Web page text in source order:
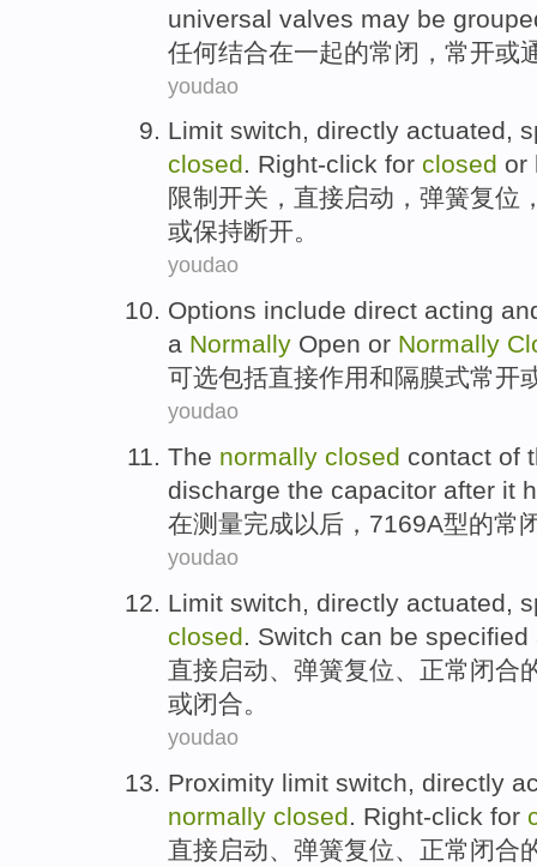
universal valves may be
任何结合在一起的常闭 ，常开或
youdao
Limit switch, directly actuated,
closed. Right-click for closed or
限制 开关 ， 直接启动 ， 弹簧复位
或保持断开。
youdao
Options include direct acting
a Normally Open or Normally
可选包括直接作用和隔膜式常开
youdao
The normally closed contact of
discharge the capacitor after it
在测量完成以后 ，7169A型的常
youdao
Limit switch, directly actuated,
closed. Switch can be specified
直接启动、 弹簧复位、 正常闭合
或闭合。
youdao
Proximity limit switch directly
normally closed Right-click for
直接启动 弹簧复位、 正常闭合